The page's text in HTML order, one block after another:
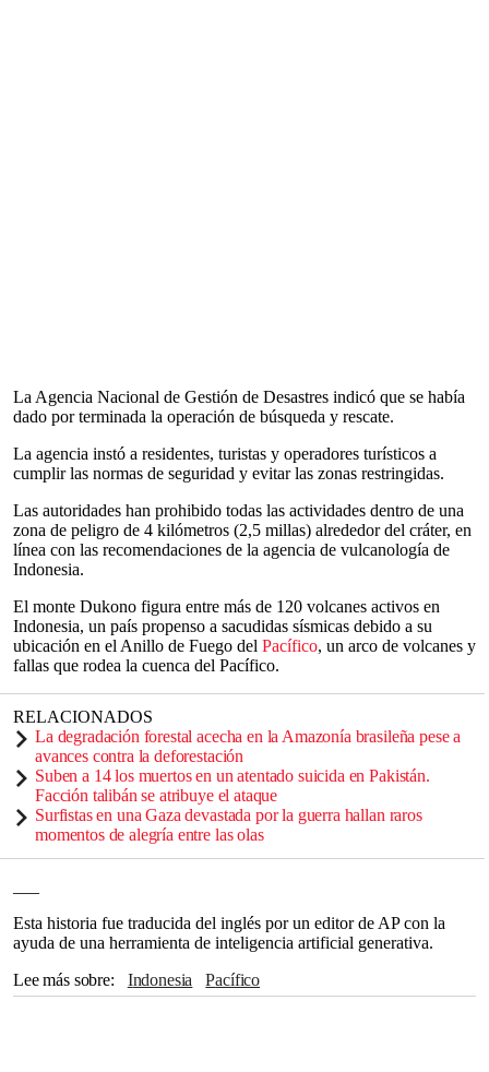
La Agencia Nacional de Gestión de Desastres indicó que se había
dado por terminada la operación de búsqueda y rescate.
La agencia instó a residentes, turistas y operadores turísticos a
cumplir las normas de seguridad y evitar las zonas restringidas.
Las autoridades han prohibido todas las actividades dentro de una
zona de peligro de 4 kilómetros (2,5 millas) alrededor del cráter, en
línea con las recomendaciones de la agencia de vulcanología de
Indonesia.
El monte Dukono figura entre más de 120 volcanes activos en
Indonesia, un país propenso a sacudidas sísmicas debido a su
ubicación en el Anillo de Fuego del Pacífico, un arco de volcanes y
fallas que rodea la cuenca del Pacífico.
RELACIONADOS
La degradación forestal acecha en la Amazonía brasileña pese a
avances contra la deforestación
Suben a 14 los muertos en un atentado suicida en Pakistán.
Facción talibán se atribuye el ataque
Surfistas en una Gaza devastada por la guerra hallan raros
momentos de alegría entre las olas
Esta historia fue traducida del inglés por un editor de AP con la
ayuda de una herramienta de inteligencia artificial generativa.
Lee más sobre
Indonesia Pacífico